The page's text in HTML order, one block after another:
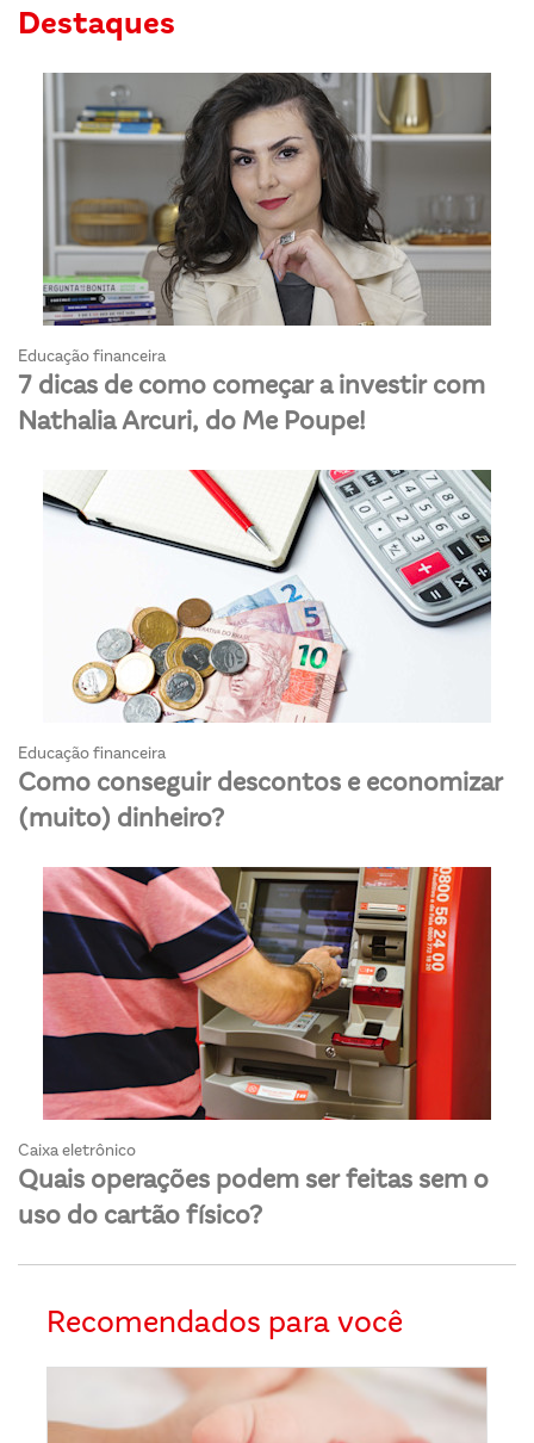
Destaques
Educação financeira
7 dicas de como começar a investir com
Nathalia Arcuri, do Me Poupe!
Educação financeira
Como conseguir descontos e economizar
(muito) dinheiro?
Caixa eletrônico
Quais operações podem ser feitas sem o
uso do cartão físico?
Recomendados para você